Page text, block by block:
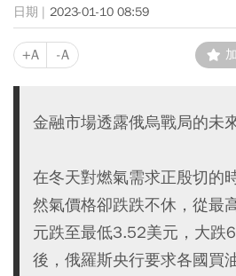
2023-01-10 08:59
+A -A
金融市場透露俄烏戰局的未
在冬天對燃氣需求正殷切的
然氣價格卻跌跌不休，從最
元跌至最低3.52美元，大跌
後，俄羅斯央行要求各國買